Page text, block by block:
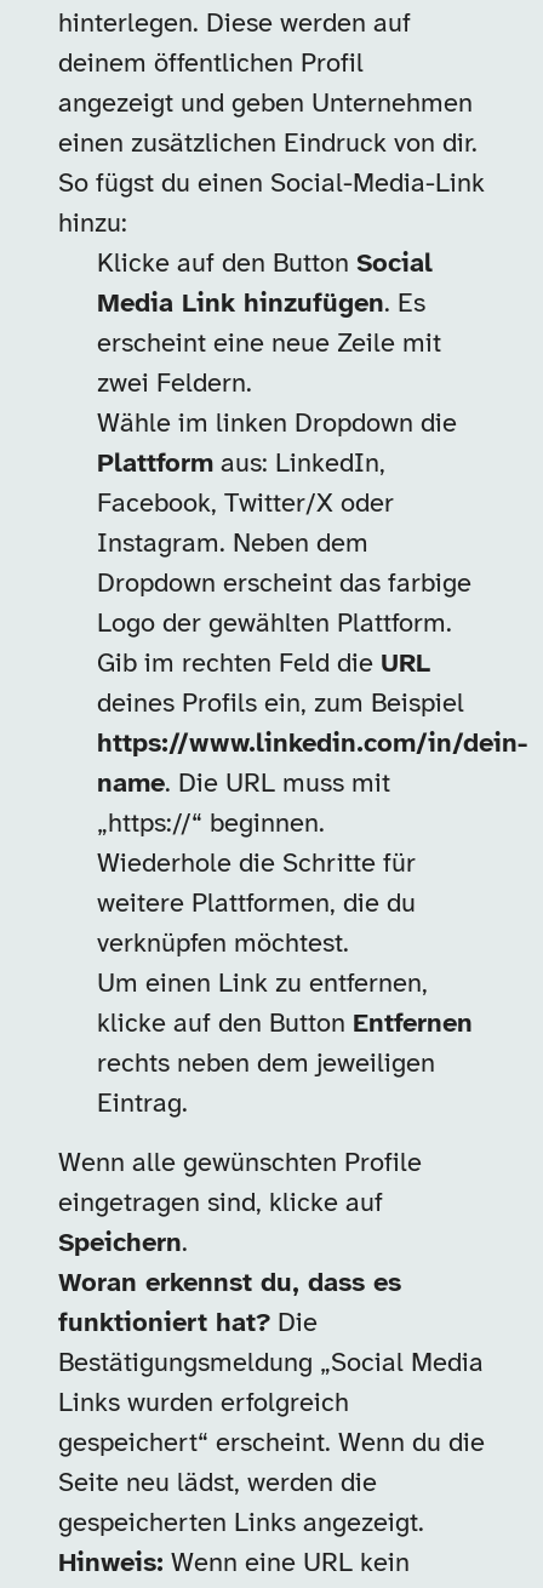
hinterlegen. Diese werden auf
deinem öffentlichen Profil
angezeigt und geben Unternehmen
einen zusätzlichen Eindruck von dir.
So fügst du einen Social-Media-Link
hinzu:
Klicke auf den Button Social
Media Link hinzufügen. Es
erscheint eine neue Zeile mit
zwei Feldern.
Wähle im linken Dropdown die
Plattform aus: LinkedIn,
Facebook, Twitter/X oder
Instagram. Neben dem
Dropdown erscheint das farbige
Logo der gewählten Plattform.
Gib im rechten Feld die URL
deines Profils ein, zum Beispiel
https://www.linkedin.com/in/dein-
name. Die URL muss mit
„https://“ beginnen.
Wiederhole die Schritte für
weitere Plattformen, die du
verknüpfen möchtest.
Um einen Link zu entfernen,
klicke auf den Button Entfernen
rechts neben dem jeweiligen
Eintrag.
Wenn alle gewünschten Profile
eingetragen sind, klicke auf
Speichern.
Woran erkennst du, dass es
funktioniert hat? Die
Bestätigungsmeldung „Social Media
Links wurden erfolgreich
gespeichert“ erscheint. Wenn du die
Seite neu lädst, werden die
gespeicherten Links angezeigt.
Hinweis: Wenn eine URL kein